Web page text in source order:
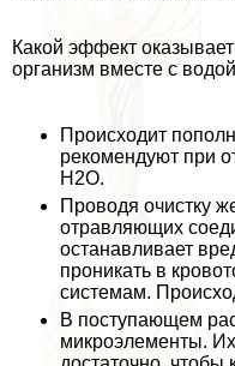
Какой эффект
организм вместе с
Происходит
рекомендуют при
H2O.
Проводя очистку
отравляющих
останавливает
проникать в
системам.
В поступающем
микроэлементы.